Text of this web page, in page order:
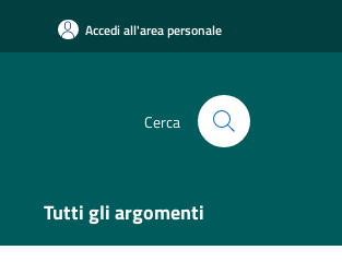
Accedi all'area personale
Cerca
Tutti gli argomenti